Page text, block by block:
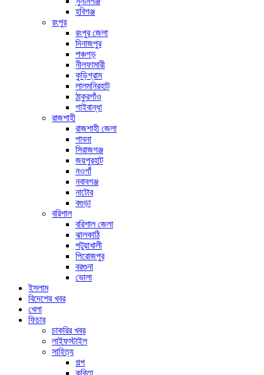
হবিগঞ্জ
রংপুর
রংপুর জেলা
দিনাজপুর
পঞ্চগড়
নীলফামারী
কুড়িগ্রাম
লালমনিরহাট
ঠাকুরগাঁও
গাইবান্ধা
রাজশাহী
রাজশাহী জেলা
পাবনা
সিরাজগঞ্জ
জয়পুরহাট
নওগাঁ
নবাবগঞ্জ
নাটোর
বগুড়া
বরিশাল
বরিশাল জেলা
ঝালকাঠি
পটুয়াখালী
পিরোজপুর
বরগুনা
ভোলা
ইসলাম
বিদেশের খবর
খেলা
ফিচার
চাকরির খবর
লাইফস্টাইল
সাহিত্য
গল্প
কবিতা